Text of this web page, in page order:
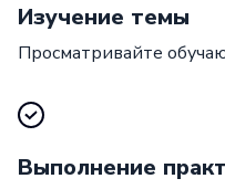
Изучение темы
Просматривайте
Выполнение